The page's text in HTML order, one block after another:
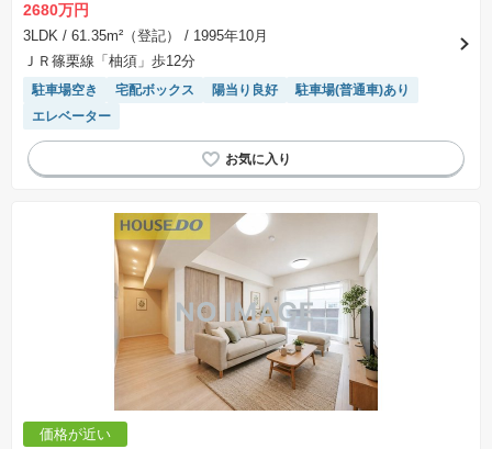
2680万円
3LDK / 61.35m²（登記）
/ 1995年10月
ＪＲ篠栗線「柚須」歩12分
駐車場空き 宅配ボックス 陽当り良好
駐車場(普通車)あり
エレベーター
価格が近い